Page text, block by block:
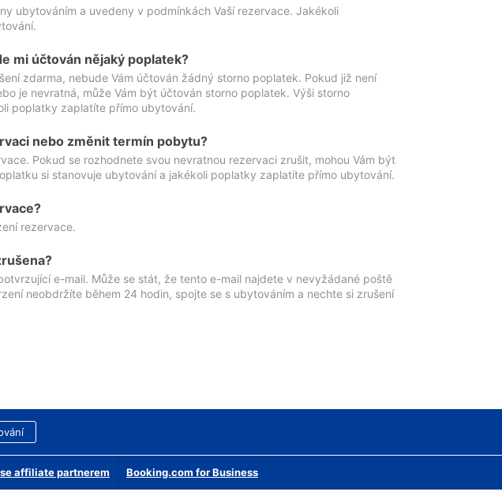
ubytováním a uvedeny v podmínkách Vaší rezervace. Jakékoli
mi účtován nějaký poplatek?
zdarma, nebude Vám účtován žádný storno poplatek. Pokud již není
je nevratná, může Vám být účtován storno poplatek. Výši storno
poplatky zaplatíte přímo ubytování.
nebo změnit termín pobytu?
Pokud se rozhodnete svou nevratnou rezervaci zrušit, mohou Vám být
si stanovuje ubytování a jakékoli poplatky zaplatíte přímo ubytování.
rezervace.
e-mail. Může se stát, že tento e-mail najdete v nevyžádané poště
neobdržíte během 24 hodin, spojte se s ubytováním a nechte si zrušení
affiliate partnerem Booking.com for Business